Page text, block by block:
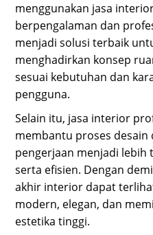
menggunakan jasa
berpengalaman dan
menjadi solusi terbaik
menghadirkan konsep
sesuai kebutuhan dan
pengguna.
Selain itu, jasa interior
membantu proses desain
pengerjaan menjadi
serta efisien. Dengan
akhir interior dapat
modern, elegan, dan
estetika tinggi.